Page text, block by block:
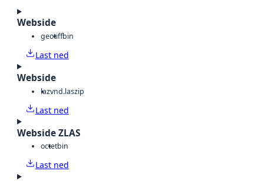
Webside
geotiffbin
Last ned
Webside
lazvnd.laszip
Last ned
Webside ZLAS
octetbin
Last ned